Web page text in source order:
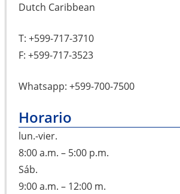
Dutch Caribbean
T: +599-717-3710
F: +599-717-3523
Whatsapp: +599-700-7500
Horario
lun.-vier.
8:00 a.m. – 5:00 p.m.
Sáb.
9:00 a.m. – 12:00 m.